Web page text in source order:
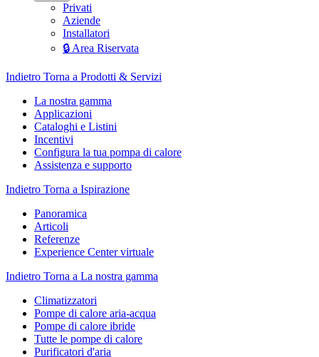
Privati
Aziende
Installatori
🔒 Area Riservata
Indietro Torna a Prodotti & Servizi
La nostra gamma
Applicazioni
Cataloghi e Listini
Incentivi
Configura la tua pompa di calore
Assistenza e supporto
Indietro Torna a Ispirazione
Panoramica
Articoli
Referenze
Experience Center virtuale
Indietro Torna a La nostra gamma
Climatizzatori
Pompe di calore aria-acqua
Pompe di calore ibride
Tutte le pompe di calore
Purificatori d'aria